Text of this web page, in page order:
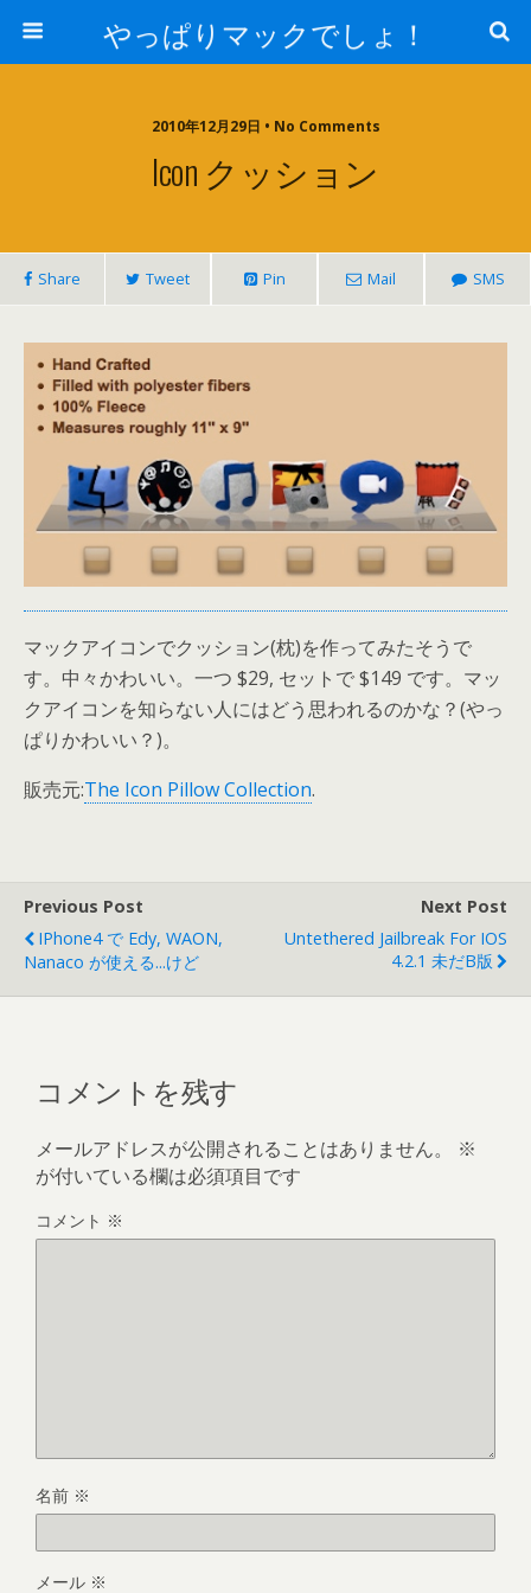
やっぱりマックでしょ！
2010年12月29日 • No Comments
Icon クッション
Share Tweet Pin Mail SMS
マックアイコンでクッション(枕)を作ってみたそうで
す。中々かわいい。一つ $29, セットで $149 です。マッ
クアイコンを知らない人にはどう思われるのかな？(やっ
ぱりかわいい？)。
販売元:The Icon Pillow Collection.
Previous Post
IPhone4 で Edy, WAON,
Nanaco が使える...けど
Next Post
Untethered Jailbreak For IOS
4.2.1 未だβ版
コメントを残す
メールアドレスが公開されることはありません。
※
が付いている欄は必須項目です
コメント ※
名前 ※
メール ※